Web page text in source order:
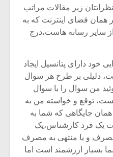
زیر مقالات مراتب
فضای اینترنت که به
سایر رسانه هاست،درج
خود دارای پتانسیل ایجاد
دلیلی بر طرح هر سوال
من سوال را با سوال
توقع و خواسته من به
جایگاهی که شما به
یک فرد کارشناس،یک
و یا منتهی به مصرف
بسیار ارزشمند است اما